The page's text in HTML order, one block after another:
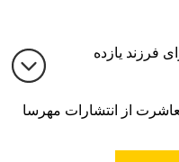
فرزند یازده‌
از انتشارات مهرسا